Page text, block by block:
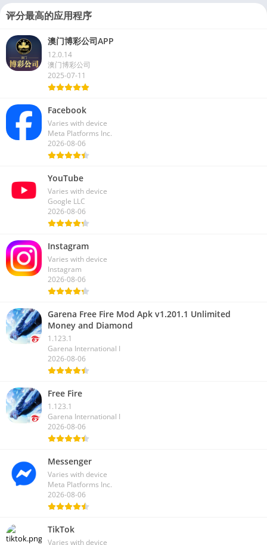
评分最高的应用程序
澳门博彩公司APP
12.0.14
澳门博彩公司
2025-07-11
Facebook
Varies with device
Meta Platforms Inc.
2026-08-06
YouTube
Varies with device
Google LLC
2026-08-06
Instagram
Varies with device
Instagram
2026-08-06
Garena Free Fire Mod Apk v1.201.1 Unlimited
Money and Diamond
1.123.1
Garena International I
2026-08-06
Free Fire
1.123.1
Garena International I
2026-08-06
Messenger
Varies with device
Meta Platforms Inc.
2026-08-06
TikTok
Varies with device